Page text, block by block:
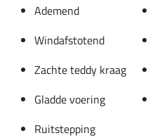
Ademend
Windafstotend
Zachte teddy kraag
Gladde voering
Ruitstepping